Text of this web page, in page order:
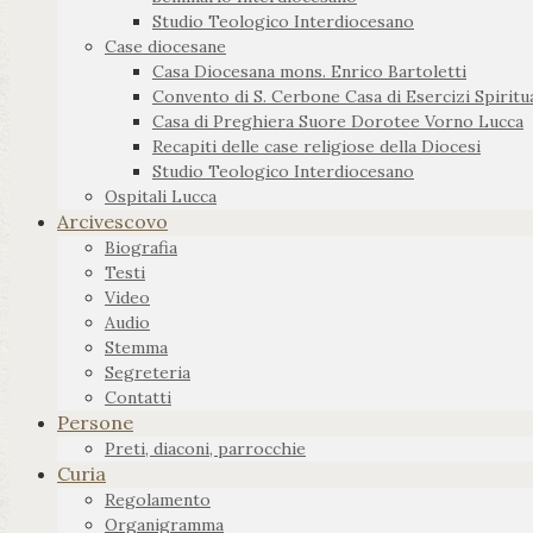
Studio Teologico Interdiocesano
Case diocesane
Casa Diocesana mons. Enrico Bartoletti
Convento di S. Cerbone Casa di Esercizi
Casa di Preghiera Suore Dorotee Vorno Lucca
Recapiti delle case religiose della Diocesi
Studio Teologico Interdiocesano
Ospitali Lucca
Arcivescovo
Biografia
Testi
Video
Audio
Stemma
Segreteria
Contatti
Persone
Preti, diaconi, parrocchie
Curia
Regolamento
Organigramma